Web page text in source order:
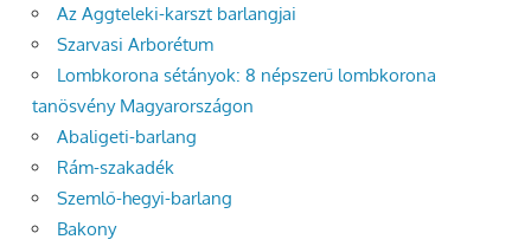
Az Aggteleki-karszt barlangjai
Szarvasi Arborétum
Lombkorona sétányok: 8 népszerű lombkorona
tanösvény Magyarországon
Abaligeti-barlang
Rám-szakadék
Szemlő-hegyi-barlang
Bakony